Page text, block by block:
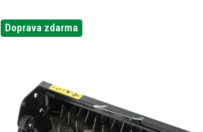
Doprava zdarma